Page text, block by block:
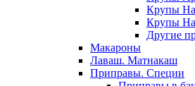
Крупы
Крупы
Другие
Макароны
Лаваш. Матнакаш
Приправы. Специи